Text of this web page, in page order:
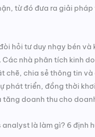
từ đó đưa ra giải
hỏi tư duy nhạy bén và
Các nhà phân tích kinh
chẽ, chia sẻ thông tin và
phát triển, đồng thời
tăng doanh thu cho